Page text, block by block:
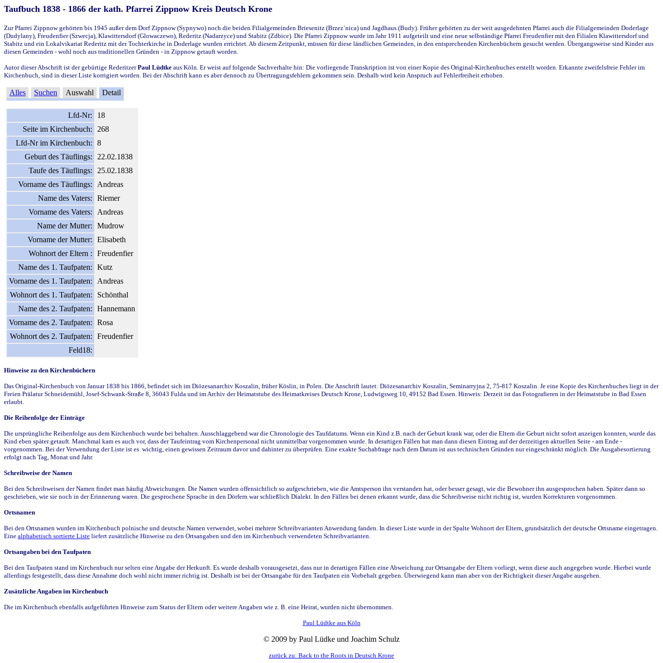
Taufbuch 1838 - 1866 der kath. Pfarrei Zippnow Kreis Deutsch Krone
Zur Pfarrei Zippnow gehörten bis 1945 außer dem Dorf Zippnow (Sypnywo) noch die beiden Filialgemeinden Briesenitz (Brzez`nica) und Jagdhaus (Budy). Früher gehörten zu der weit ausgedehnten Pfarrei auch die Filialgemeinden Doderlage
(Dudylany), Freudenfier (Szwecja), Klawittersdorf (Glowaczewo), Rederitz (Nadarzyce) und Stabitz (Zdbice). Die Pfarrei Zippnow wurde im Jahr 1911 aufgeteilt und eine neue selbständige Pfarrei Freudenfier mit den Filialen Klawittersdorf und
Stabitz und ein Lokalvikariat Rederitz mit der Tochterkirche in Doderlage wurden errichtet. Ab diesem Zeitpunkt, müssen für diese ländlichen Gemeinden, in den entsprechenden Kirchenbüchern gesucht werden. Übergangsweise sind Kinder aus
diesen Gemeinden - wohl noch aus traditionellen Gründen - in Zippnow getauft worden.
Autor dieser Abschrift ist der gebürtige RederitzerPaul Lüdtke aus Köln. Er weist auf folgende Sachverhalte hin: Die vorliegende Transkription ist von einer Kopie des Original-Kirchenbuches erstellt worden. Erkannte zweifelsfreie Fehler im
Kirchenbuch, sind in dieser Liste korrigiert worden. Bei der Abschrift kann es aber dennoch zu Übertragungsfehlern gekommen sein. Deshalb wird kein Anspruch auf Fehlerfreiheit erhoben.
Alles Suchen Auswahl Detail
Lfd-Nr:
18
Seite im Kirchenbuch:
268
Lfd-Nr im Kirchenbuch:
8
Geburt des Täuflings:
22.02.1838
Taufe des Täuflings:
25.02.1838
Vorname des Täuflings:
Andreas
Name des Vaters:
Riemer
Vorname des Vaters:
Andreas
Name der Mutter:
Mudrow
Vorname der Mutter:
Elisabeth
Wohnort der Eltern :
Freudenfier
Name des 1. Taufpaten:
Kutz
Vorname des 1. Taufpaten:
Andreas
Wohnort des 1. Taufpaten:
Schönthal
Name des 2. Taufpaten:
Hannemann
Vorname des 2. Taufpaten:
Rosa
Wohnort des 2. Taufpaten:
Freudenfier
Feld18:
Hinweise zu den Kirchenbüchern
Das Original-Kirchenbuch von Januar 1838 bis 1866, befindet sich im Diözesanarchiv Koszalin, früher Köslin, in Polen. Die Anschrift lautet: Diözesanarchiv Koszalin, Seminarryjna 2, 75-817 Koszalin. Je eine Kopie des Kirchenbuches liegt in der
Freien Prälatur Schneidemühl, Josef-Schwank-Straße 8, 36043 Fulda und im Archiv der Heimatstube des Heimatkreises Deutsch Krone, Ludwigsweg 10, 49152 Bad Essen. Hinweis: Derzeit ist das Fotografieren in der Heimatstube in Bad Essen
erlaubt.
Die Reihenfolge der Einträge
Die ursprüngliche Reihenfolge aus dem Kirchenbuch wurde bei behalten. Ausschlaggebend war die Chronologie des Taufdatums. Wenn ein Kind z.B. nach der Geburt krank war, oder die Eltern die Geburt nicht sofort anzeigen konnten, wurde das
Kind eben später getauft. Manchmal kam es auch vor, dass der Taufeintrag vom Kirchenpersonal nicht unmittelbar vorgenommen wurde. In derartigen Fällen hat man dann diesen Eintrag auf der derzeitigen aktuellen Seite - am Ende -
vorgenommen. Bei der Verwendung der Liste ist es wichtig, einen gewissen Zeitraum davor und dahinter zu überprüfen. Eine exakte Suchabfrage nach dem Datum ist aus technischen Gründen nur eingeschränkt möglich. Die Ausgabesortierung
erfolgt nach Tag, Monat und Jahr.
Schreibweise der Namen
Bei den Schreibweisen der Namen findet man häufig Abweichungen. Die Namen wurden offensichtlich so aufgeschrieben, wie die Amtsperson ihn verstanden hat, oder besser gesagt, wie die Bewohner ihn ausgesprochen haben. Später dann so
geschrieben, wie sie noch in der Erinnerung waren. Die gesprochene Sprache in den Dörfern war schließlich Dialekt. In den Fällen bei denen erkannt wurde, dass die Schreibweise nicht richtig ist, wurden Korrekturen vorgenommen.
Ortsnamen
Bei den Ortsnamen wurden im Kirchenbuch polnische und deutsche Namen verwendet, wobei mehrere Schreibvarianten Anwendung fanden. In dieser Liste wurde in der Spalte Wohnort der Eltern, grundsätzlich der deutsche Ortsname eingetragen.
Eine alphabetisch sortierte Liste liefert zusätzliche Hinweise zu den Ortsangaben und den im Kirchenbuch verwendeten Schreibvarianten.
Ortsangaben bei den Taufpaten
Bei den Taufpaten stand im Kirchenbuch nur selten eine Angabe der Herkunft. Es wurde deshalb vorausgesetzt, dass nur in derartigen Fällen eine Abweichung zur Ortsangabe der Eltern vorliegt, wenn diese auch angegeben wurde. Hierbei wurde
allerdings festgestellt, dass diese Annahme doch wohl nicht immer richtig ist. Deshalb ist bei der Ortsangabe für den Taufpaten ein Vorbehalt gegeben. Überwiegend kann man aber von der Richtigkeit dieser Angabe ausgehen.
Zusätzliche Angaben im Kirchenbuch
Die im Kirchenbuch ebenfalls aufgeführten Hinweise zum Status der Eltern oder weitere Angaben wie z. B. eine Heirat, wurden nicht übernommen.
Paul Lüdtke aus Köln
© 2009 by Paul Lüdke und Joachim Schulz
zurück zu: Back to the Roots in Deutsch Krone